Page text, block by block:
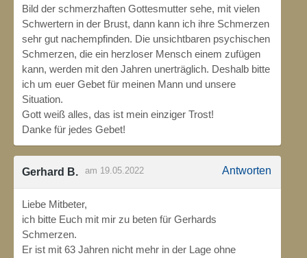
Bild der schmerzhaften Gottesmutter sehe, mit vielen
Schwertern in der Brust, dann kann ich ihre Schmerzen
sehr gut nachempfinden. Die unsichtbaren psychischen
Schmerzen, die ein herzloser Mensch einem zufügen
kann, werden mit den Jahren unerträglich. Deshalb bitte
ich um euer Gebet für meinen Mann und unsere
Situation.
Gott weiß alles, das ist mein einziger Trost!
Danke für jedes Gebet!
Gerhard B. am 19.05.2022 Antworten
Liebe Mitbeter,
ich bitte Euch mit mir zu beten für Gerhards
Schmerzen.
Er ist mit 63 Jahren nicht mehr in der Lage ohne